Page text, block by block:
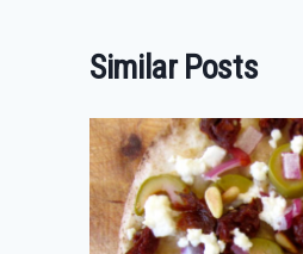
Similar Posts